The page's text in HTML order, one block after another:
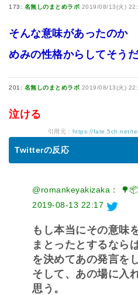
173: 名無しのまとめラボ 2019/08/13(火)
そんな意味があったのか
めみの性格からしてそう
201: 名無しのまとめラボ 2019/08/13(火)
泣ける
引用元： https://fate.5ch.net/
Twitterの反応
@romankeyakizaka：
2019-08-13 22:17
もし本当にその意味
まとったとするなら
を決めてあの発言を
そして、あの場に入
思う。